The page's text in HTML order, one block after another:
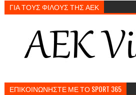
ΓΙΑ ΤΟΥΣ ΦΙΛΟΥΣ ΤΗΣ ΑΕΚ
ΕΠΙΚΟΙΝΩΝΗΣΤΕ ΜΕ ΤΟ SPORT 365